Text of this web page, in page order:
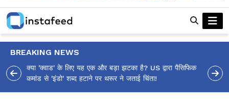
BREAKING NEWS
आलिया भट्ट का मज़ेदार 'शर्वरी कहाँ है?' पोस्ट, 'अल्फा' टीज़र पर
उठे सवालों का मज़ाकिया जवाब!